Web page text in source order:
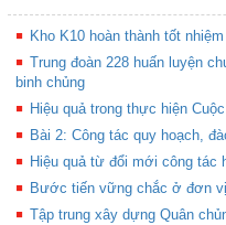
Kho K10 hoàn thành tốt
Trung đoàn 228 huấn luyện
binh chủng
Hiệu quả trong thực hiện
Bài 2: Công tác quy hoạch,
Hiệu quả từ đổi mới công tác
Bước tiến vững chắc ở đơn
Tập trung xây dựng Quân